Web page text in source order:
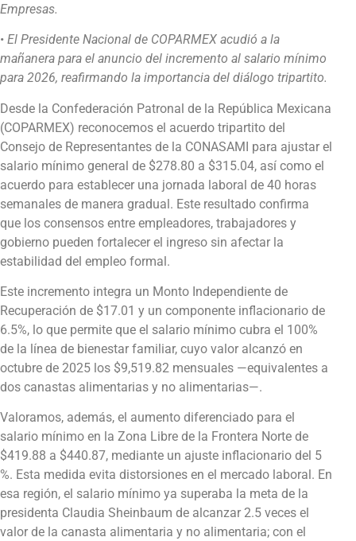
Empresas.
• El Presidente Nacional de COPARMEX acudió a la
mañanera para el anuncio del incremento al salario mínimo
para 2026, reafirmando la importancia del diálogo tripartito.
Desde la Confederación Patronal de la República Mexicana
(COPARMEX) reconocemos el acuerdo tripartito del
Consejo de Representantes de la CONASAMI para ajustar el
salario mínimo general de $278.80 a $315.04, así como el
acuerdo para establecer una jornada laboral de 40 horas
semanales de manera gradual. Este resultado confirma
que los consensos entre empleadores, trabajadores y
gobierno pueden fortalecer el ingreso sin afectar la
estabilidad del empleo formal.
Este incremento integra un Monto Independiente de
Recuperación de $17.01 y un componente inflacionario de
6.5%, lo que permite que el salario mínimo cubra el 100%
de la línea de bienestar familiar, cuyo valor alcanzó en
octubre de 2025 los $9,519.82 mensuales —equivalentes a
dos canastas alimentarias y no alimentarias—.
Valoramos, además, el aumento diferenciado para el
salario mínimo en la Zona Libre de la Frontera Norte de
$419.88 a $440.87, mediante un ajuste inflacionario del 5
%. Esta medida evita distorsiones en el mercado laboral. En
esa región, el salario mínimo ya superaba la meta de la
presidenta Claudia Sheinbaum de alcanzar 2.5 veces el
valor de la canasta alimentaria y no alimentaria; con el